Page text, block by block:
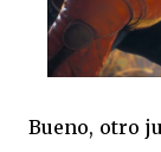
Bueno, otro